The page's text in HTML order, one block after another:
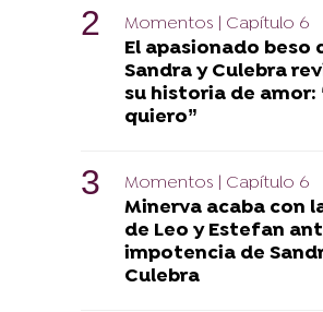
Momentos | Capítulo 6
El apasionado beso
Sandra y Culebra
su historia de amor:
quiero”
Momentos | Capítulo 6
Minerva acaba con
de Leo y Estefan
impotencia de
Culebra